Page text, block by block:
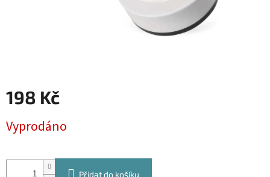
198 Kč
cena:
Vyprodáno
Přidat do košíku